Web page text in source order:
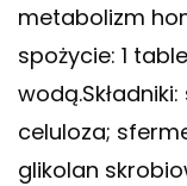
metabolizm
spożycie: 1
celuloza;
glikolan